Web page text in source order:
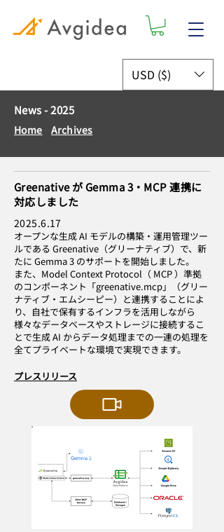
USD ($)
News - 2025
Home Archives
Greenative が Gemma 3・MCP 連携に
対応しました
2025.6.17
オープンな生成 AI モデルの構築・運用管理ツー
ルである Greenative（グリーナティブ）で、新
たに Gemma 3 のサポートを開始しました。
また、Model Context Protocol（ MCP ）準拠
のコンポーネント「greenative.mcp」（グリー
ナティブ・エムシーピー）と連携することによ
り、自社で保有するインフラを活用しながら
様々なデータベースやストレージに接続するこ
とで生成 AI からデータ処理までの一連の処理を
全てプライベートな環境で実現できます。
プレスリリース